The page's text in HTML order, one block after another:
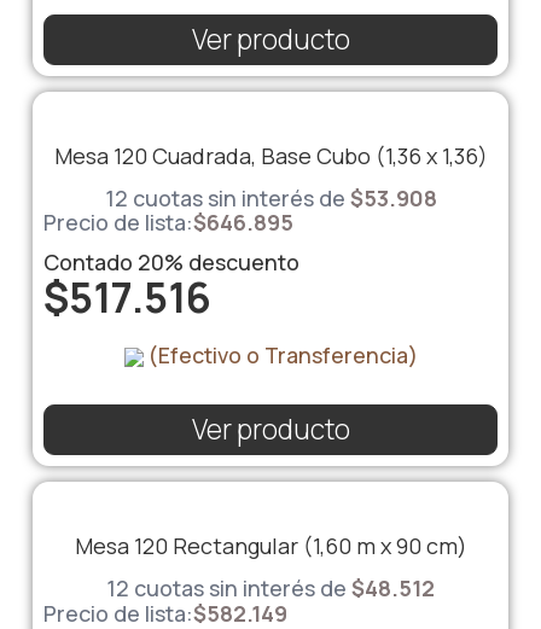
Ver producto
Mesa 120 Cuadrada, Base Cubo (1,36 x 1,36)
12 cuotas sin interés de $53.908
Precio de lista:$646.895
Contado 20% descuento
$517.516
(Efectivo o Transferencia)
Ver producto
Mesa 120 Rectangular (1,60 m x 90 cm)
12 cuotas sin interés de $48.512
Precio de lista:$582.149